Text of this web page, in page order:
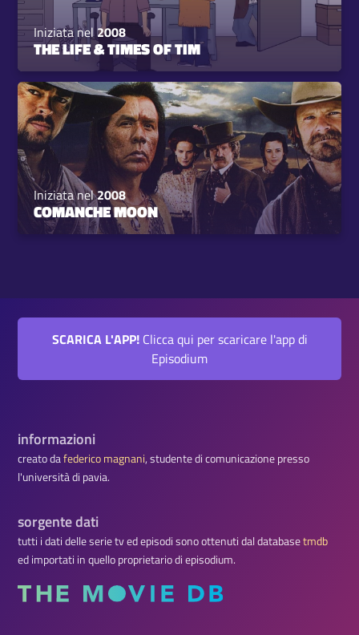
Iniziata nel2008
THE LIFE & TIMES OF TIM
Iniziata nel2008
COMANCHE MOON
SCARICA L'APP!Clicca qui per scaricare l'app di
Episodium
informazioni
creato dafederico magnani, studente di comunicazione presso
l'università di pavia.
sorgente dati
tutti i dati delle serie tv ed episodi sono ottenuti dal databasetmdb
ed importati in quello proprietario di episodium.